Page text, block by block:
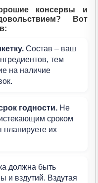
консервы и
Вот
Состав – ваш
тем
на наличие
годности. Не
сроком
планируете их
должна быть
и вздутий. Вздутая